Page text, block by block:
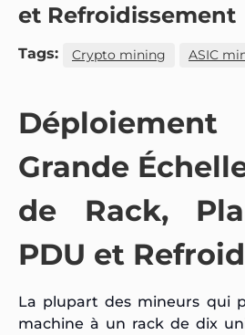
et Refroidissement
Tags: Crypto mining ASIC
Grande
de Rack,
PDU et
La plupart des mineurs qui
machine à un rack de dix